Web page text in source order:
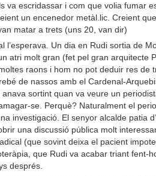
va escridassar i com que volia fumar
un encenedor metàl.lic. Creient
matar a trets (uns 20, van dir)
l’esperava. Un dia en Rudi sortia de
atri molt gran (fet pel gran arquitecte
raons i hom no pot deduir res de
de nassos amb el Cardenal-
sortint quan va veure un
se. Perquè? Naturalment el
investigació. El senyor alcalde patia
una discussió pública molt
(que sovint deixa el pacient
que Rudi va acabar triant fent-
després.